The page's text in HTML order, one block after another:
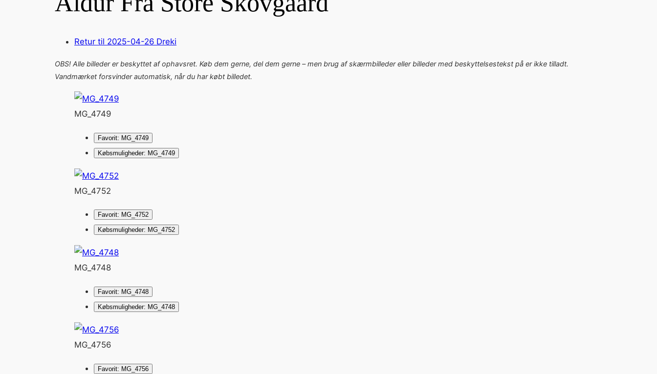
Retur til 2025-04-26 Dreki
OBS! Alle billeder er beskyttet af ophavsret. Køb dem gerne, del dem gerne – men brug af skærmbilleder eller billeder med beskyttelsestekst på er ikke tilladt.
Vandmærket forsvinder automatisk, når du har købt billedet.
MG_4749
Favorit: MG_4749
Købsmuligheder: MG_4749
MG_4752
Favorit: MG_4752
Købsmuligheder: MG_4752
MG_4748
Favorit: MG_4748
Købsmuligheder: MG_4748
MG_4756
Favorit: MG_4756